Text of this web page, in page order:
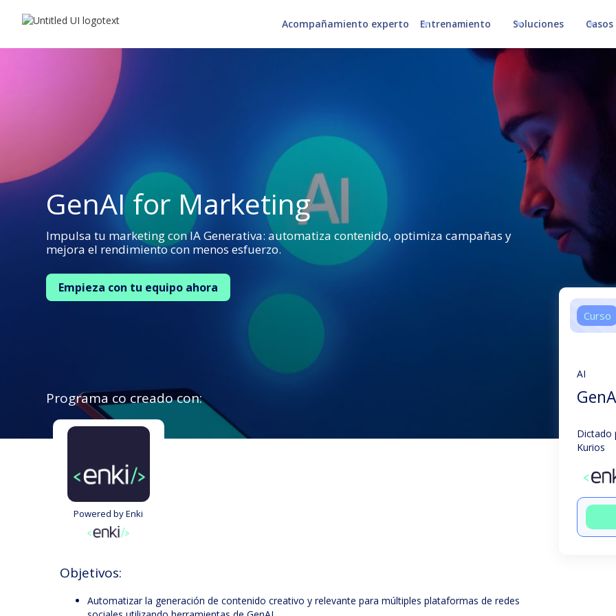
Acompañamiento experto Entrenamiento Soluciones
GenAI for Marketing
Impulsa tu marketing con IA Generativa: automatiza contenido, optimiza campañas y
mejora el rendimiento con menos esfuerzo.
Empieza con tu equipo ahora
Programa co creado con:
Powered by Enki
Objetivos:
Automatizar la generación de contenido creativo y relevante para múltiples plataformas de redes
Curso
AI
Dictado
Kurios